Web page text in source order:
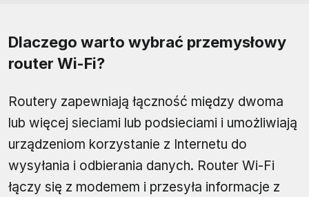
Dlaczego warto wybrać przemysłowy
router Wi-Fi?
Routery zapewniają łączność między dwoma
lub więcej sieciami lub podsieciami i umożliwiają
urządzeniom korzystanie z Internetu do
wysyłania i odbierania danych. Router Wi-Fi
łączy się z modemem i przesyła informacje z